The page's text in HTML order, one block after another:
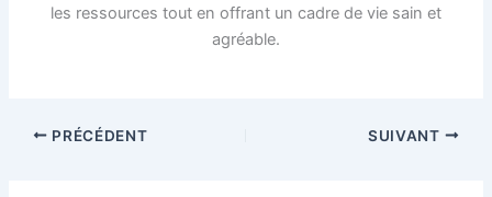
les ressources tout en offrant un cadre de vie sain et
agréable.
PRÉCÉDENT SUIVANT